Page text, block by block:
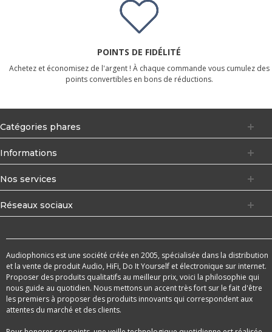
POINTS DE FIDÉLITÉ
Achetez et économisez de l'argent ! À chaque commande vous cumulez des
points convertibles en bons de réductions.
Catégories phares
Informations
Nos services
Réseaux sociaux
Audiophonics est une société créée en 2005, spécialisée dans la distribution
et la vente de produit Audio, HiFi, Do It Yourself et électronique sur internet.
Proposer des produits qualitatifs au meilleur prix, voici la philosophie qui
nous guide au quotidien. Nous mettons un accent très fort sur le fait d'être
les premiers à proposer des produits innovants qui correspondent aux
attentes du marché et des clients.